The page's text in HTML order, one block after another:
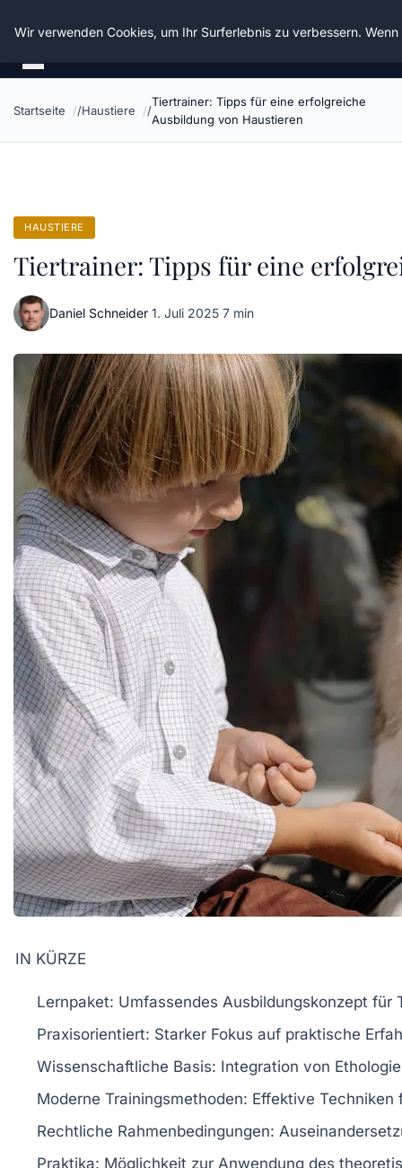
Die Schnitter
Startseite Haustiere
Tiertrainer: Tipps für eine erfolgreiche
Ausbildung von Haustieren
HAUSTIERE
Tiertrainer: Tipps für eine
Daniel Schneider·1. Juli 2025·7 min
IN KÜRZE
Lernpaket: Umfassendes Ausbildungskonzept für
Praxisorientiert: Starker Fokus auf praktische
Wissenschaftliche Basis: Integration von
Moderne Trainingsmethoden: Effektive Techniken
Rechtliche Rahmenbedingungen:
Praktika: Möglichkeit zur Anwendung des
Wir verwenden Cookies, um Ihr Surferlebnis zu verbessern.